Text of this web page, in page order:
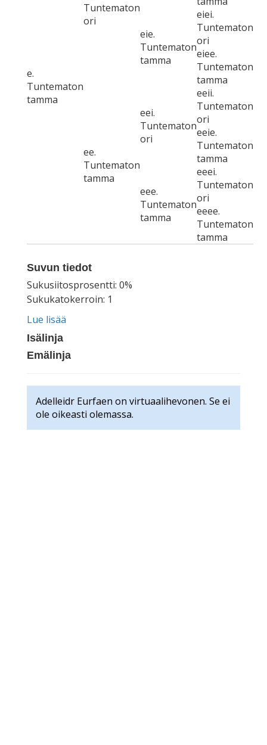
e.
Tuntematon
tamma
Tuntematon
ori
eie.
Tuntematon
tamma
eiei.
Tuntematon
ori
eiee.
Tuntematon
tamma
ee.
Tuntematon
tamma
eei.
Tuntematon
ori
eeii.
Tuntematon
ori
eeie.
Tuntematon
tamma
eee.
Tuntematon
tamma
eeei.
Tuntematon
ori
eeee.
Tuntematon
tamma
Suvun tiedot
Sukusiitosprosentti: 0%
Sukukatokerroin: 1
Lue lisää
Isälinja
Emälinja
Adelleidr Eurfaen on virtuaalihevonen. Se ei
ole oikeasti olemassa.